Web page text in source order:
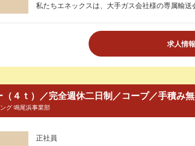
私たちエネックスは、大手ガス会社様の専属輸
求人情
４ｔ）／完全週休二日制／コープ／手積み無
グ 鳴尾浜事業部
正社員